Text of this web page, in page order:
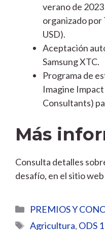
verano de
organizado por
USD).
Aceptación
Samsung XTC.
Programa de
Imagine
Consultants)
Más
Consulta detalles
desafío, en el sitio
Categorías
PREMIOS Y
Etiquetas
Agricultura, ODS